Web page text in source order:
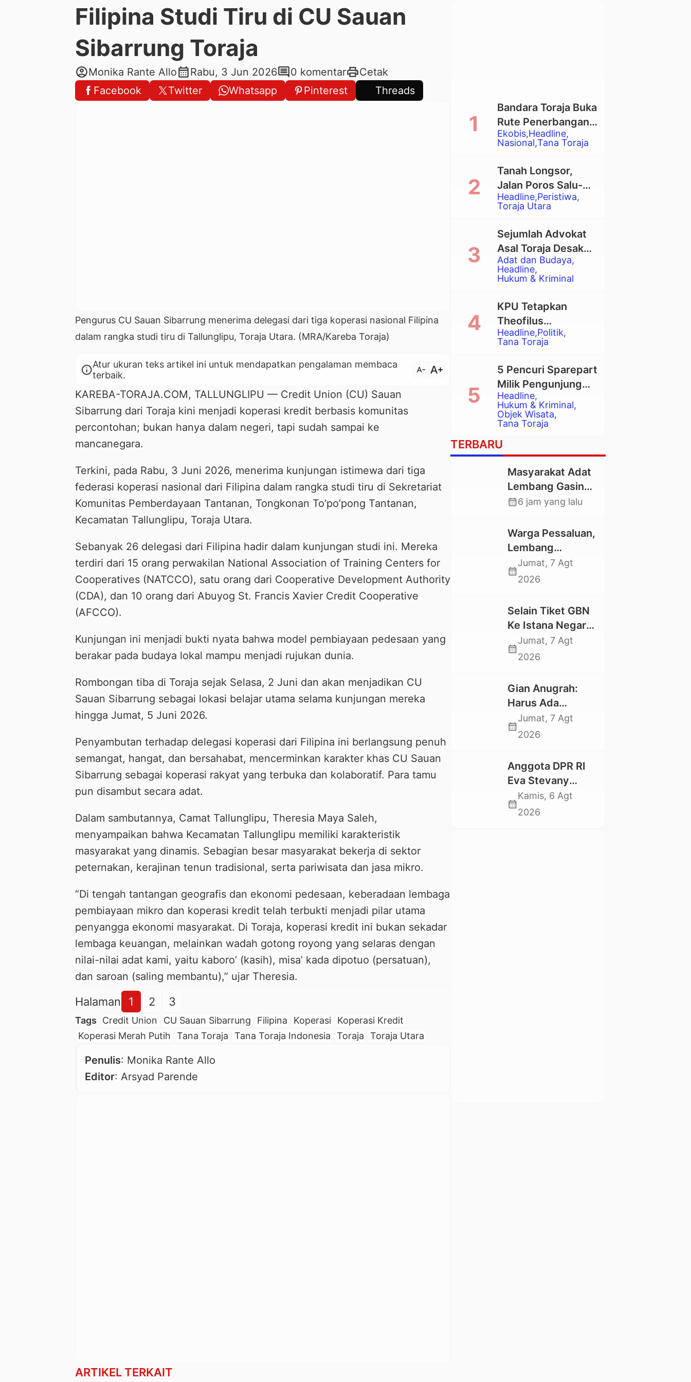
Filipina Studi Tiru di CU Sauan
Sibarrung Toraja
account_circleMonika Rante Allocalendar_monthRabu, 3 Jun 2026comment0 komentarprintCetak
Facebook
Twitter Whatsapp Pinterest Threads
Pengurus CU Sauan Sibarrung menerima delegasi dari tiga koperasi nasional Filipina
dalam rangka studi tiru di Tallunglipu, Toraja Utara. (MRA/Kareba Toraja)
infoAtur ukuran teks artikel ini untuk mendapatkan pengalaman membaca
terbaik.
text_decrease text_increase
KAREBA-TORAJA.COM, TALLUNGLIPU — Credit Union (CU) Sauan
Sibarrung dari Toraja kini menjadi koperasi kredit berbasis komunitas
percontohan; bukan hanya dalam negeri, tapi sudah sampai ke
mancanegara.
Terkini, pada Rabu, 3 Juni 2026, menerima kunjungan istimewa dari tiga
federasi koperasi nasional dari Filipina dalam rangka studi tiru di Sekretariat
Komunitas Pemberdayaan Tantanan, Tongkonan To’po’pong Tantanan,
Kecamatan Tallunglipu, Toraja Utara.
Sebanyak 26 delegasi dari Filipina hadir dalam kunjungan studi ini. Mereka
terdiri dari 15 orang perwakilan National Association of Training Centers for
Cooperatives (NATCCO), satu orang dari Cooperative Development Authority
(CDA), dan 10 orang dari Abuyog St. Francis Xavier Credit Cooperative
(AFCCO).
Kunjungan ini menjadi bukti nyata bahwa model pembiayaan pedesaan yang
berakar pada budaya lokal mampu menjadi rujukan dunia.
Rombongan tiba di Toraja sejak Selasa, 2 Juni dan akan menjadikan CU
Sauan Sibarrung sebagai lokasi belajar utama selama kunjungan mereka
hingga Jumat, 5 Juni 2026.
Penyambutan terhadap delegasi koperasi dari Filipina ini berlangsung penuh
semangat, hangat, dan bersahabat, mencerminkan karakter khas CU Sauan
Sibarrung sebagai koperasi rakyat yang terbuka dan kolaboratif. Para tamu
pun disambut secara adat.
Dalam sambutannya, Camat Tallunglipu, Theresia Maya Saleh,
menyampaikan bahwa Kecamatan Tallunglipu memiliki karakteristik
masyarakat yang dinamis. Sebagian besar masyarakat bekerja di sektor
peternakan, kerajinan tenun tradisional, serta pariwisata dan jasa mikro.
“Di tengah tantangan geografis dan ekonomi pedesaan, keberadaan lembaga
pembiayaan mikro dan koperasi kredit telah terbukti menjadi pilar utama
penyangga ekonomi masyarakat. Di Toraja, koperasi kredit ini bukan sekadar
lembaga keuangan, melainkan wadah gotong royong yang selaras dengan
nilai-nilai adat kami, yaitu kaboro’ (kasih), misa’ kada dipotuo (persatuan),
dan saroan (saling membantu),” ujar Theresia.
Halaman 1 2 3
Tags Credit Union CU Sauan Sibarrung Filipina Koperasi
Koperasi Kredit
Koperasi Merah Putih
Tana Toraja Tana Toraja Indonesia Toraja Toraja Utara
Penulis: Monika Rante Allo
Editor: Arsyad Parende
ARTIKEL TERKAIT
Ekobis Headline
Nasional Tana Toraja
Bandara Toraja Buka
Rute Penerbangan
Langsung Toraja-
Balikpapan
Headline Peristiwa
Toraja Utara
Tanah Longsor,
Jalan Poros Salu-
Dende’ Tertutup
Total
Adat dan Budaya
Headline
Hukum & Kriminal
Sejumlah Advokat
Asal Toraja Desak
Mahkamah Agung
Larang Penggunaan
Eksekusi Rumah
Adat Tongkonan
Headline Politik
Tana Toraja
KPU Tetapkan
Theofilus
Allorerung dan
Zadrak Tombe
sebagai Bupati dan
Wakil Bupati Tana
Toraja Terpilih
Headline
Hukum & Kriminal
Objek Wisata
Tana Toraja
5 Pencuri Sparepart
Milik Pengunjung
Objek Wisata
Pango-Pango
Ditangkap Polisi
TERBARU
Masyarakat Adat
Lembang Gasing
Mengkendek Usir
yang Rusak
Kawasan Hutan
calendar_month6 jam yang lalu
Warga Pessaluan,
Lembang
Gandangbatu
Swadaya Cor
calendar_month
Jumat, 7 Agt
2026
Selain Tiket GBN
Ke Istana Negara,
Mahasiswa UKI
Toraja Oktavia
Pekan Seni
Mahasiswa
calendar_month
Jumat, 7 Agt
2026
Gian Anugrah:
Harus Ada
Kepastian Hukum
Hilangnya Stoner,
tidak Larut dalam
Trauma dan
Kesedihan
Berkepanjangan
calendar_month
Jumat, 7 Agt
2026
Anggota DPR RI
Eva Stevany
Rataba Salurkan
Bantuan Bagi
calendar_month
Kamis, 6 Agt
2026